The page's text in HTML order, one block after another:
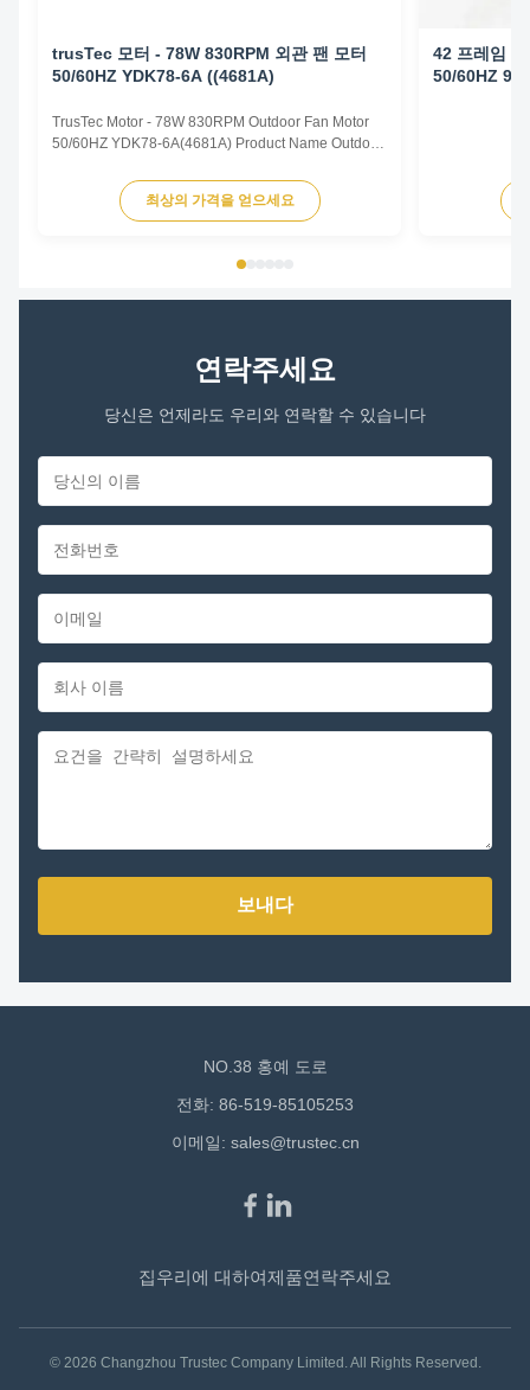
trusTec 모터 - 78W 830RPM 외관 팬 모터
50/60HZ YDK78-6A ((4681A)
TrusTec Motor - 78W 830RPM Outdoor Fan Motor
50/60HZ YDK78-6A(4681A) Product Name Outdoor
Output Power 78W Pole 6P AMPS 0.83A Speed
900RPM Capacitor 6μF/370V Insulation Class
최상의 가격을 얻으세요
42 프레임
50/60HZ
연락주세요
당신은 언제라도 우리와 연락할 수 있습니다
보내다
NO.38 홍예 도로
전화: 86-519-85105253
이메일: sales@trustec.cn
집우리에 대하여제품연락주세요
© 2026 Changzhou Trustec Company Limited. All Rights Reserved.